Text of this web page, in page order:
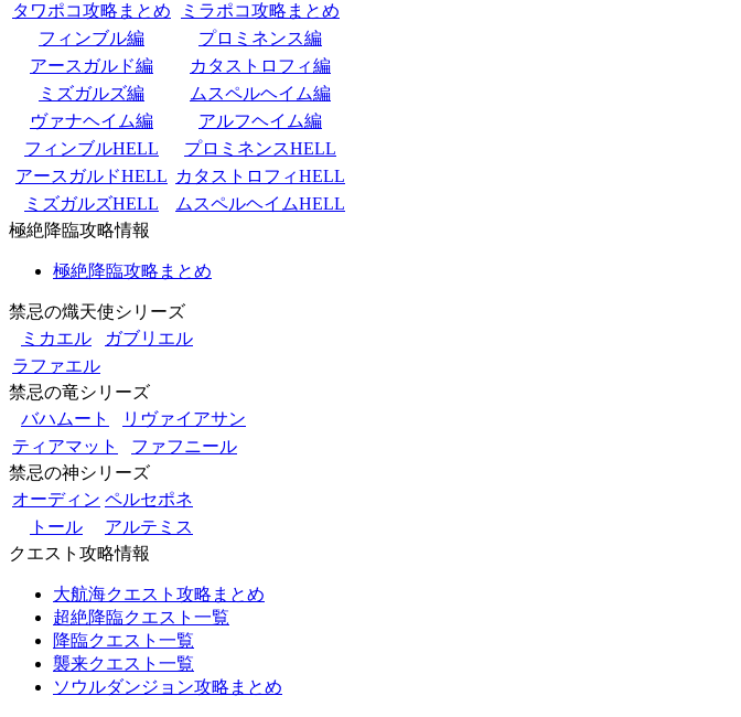
タワポコ攻略まとめ
ミラポコ攻略まとめ
フィンブル編
プロミネンス編
アースガルド編
カタストロフィ編
ミズガルズ編
ムスペルヘイム編
ヴァナヘイム編
アルフヘイム編
フィンブルHELL
プロミネンスHELL
アースガルドHELL カタストロフィHELL
ミズガルズHELL
ムスペルヘイムHELL
極絶降臨攻略情報
極絶降臨攻略まとめ
禁忌の熾天使シリーズ
ミカエル
ガブリエル
ラファエル
禁忌の竜シリーズ
バハムート
リヴァイアサン
ティアマット
ファフニール
禁忌の神シリーズ
オーディン ペルセポネ
トール
アルテミス
クエスト攻略情報
大航海クエスト攻略まとめ
超絶降臨クエスト一覧
降臨クエスト一覧
襲来クエスト一覧
ソウルダンジョン攻略まとめ